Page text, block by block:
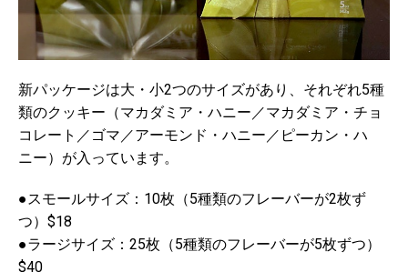
新パッケージは大・小2つのサイズがあり、それぞれ5種
類のクッキー（マカダミア・ハニー／マカダミア・チョ
コレート／ゴマ／アーモンド・ハニー／ピーカン・ハ
ニー）が入っています。
●スモールサイズ：10枚（5種類のフレーバーが2枚ず
つ）$18
●ラージサイズ：25枚（5種類のフレーバーが5枚ずつ）
$40